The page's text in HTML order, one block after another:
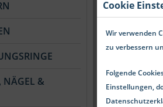
NÄGEL &
Cookie
Wir verwenden
zu verbessern
Folgende
Einstellungen,